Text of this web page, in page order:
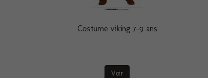
Costume viking 7-9 ans
Voir